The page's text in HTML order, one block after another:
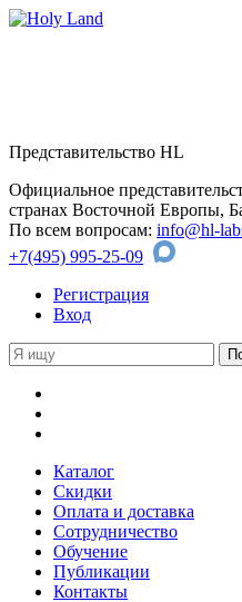
Представительство HL
Официальное
странах Восточной Европы,
По всем вопросам: info@hl-
+7(495) 995-25-09
Регистрация
Вход
Каталог
Скидки
Оплата и доставка
Сотрудничество
Обучение
Публикации
Контакты